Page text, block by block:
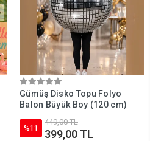
Gümüş Disko Topu Folyo
Balon Büyük Boy (120 cm)
%11
449,00 TL
399,00 TL